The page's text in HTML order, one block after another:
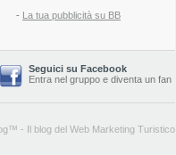
- La tua pubblicità su BB
Seguici su Facebook
Entra nel gruppo e diventa un fan
™ - Il blog del Web Marketing Turistico